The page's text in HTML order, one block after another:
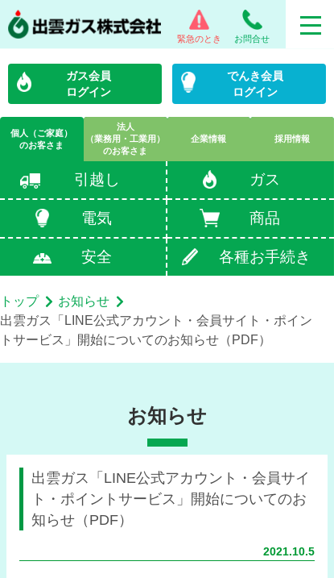
緊急のとき お問合せ
ガス会員
ログイン
でんき会員
ログイン
個人（ご家庭）
のお客さま
法人
（業務用・工業用）
のお客さま
企業情報 採用情報
引越し ガス
電気 商品
安全 各種お手続き
トップ
お知らせ
出雲ガス「LINE公式アカウント・会員サイト・ポイン
トサービス」開始についてのお知らせ（PDF）
お知らせ
出雲ガス「LINE公式アカウント・会員サイ
ト・ポイントサービス」開始についてのお
知らせ（PDF）
2021.10.5